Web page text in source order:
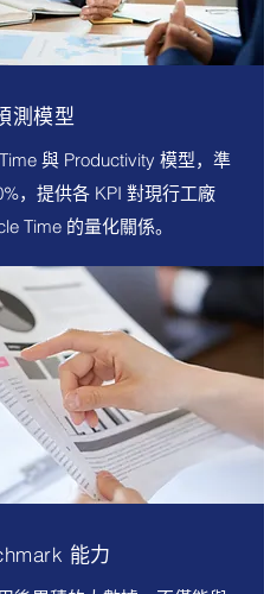
測模型
與 Productivity 模型，準
，提供各 KPI 對現行工廠
Time 的量化關係。
能力